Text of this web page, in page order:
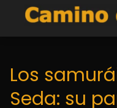
Los
Seda: su